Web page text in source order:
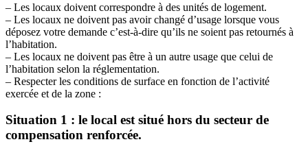
– Les locaux doivent correspondre à des unités de logement.
– Les locaux ne doivent pas avoir changé d’usage lorsque vous
déposez votre demande c’est-à-dire qu’ils ne soient pas retournés à
l’habitation.
– Les locaux ne doivent pas être à un autre usage que celui de
l’habitation selon la réglementation.
– Respecter les conditions de surface en fonction de l’activité
exercée et de la zone :
Situation 1 : le local est situé hors du secteur de
compensation renforcée.